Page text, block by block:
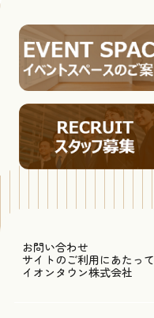
お問い合わせ
サイトのご利用にあたって
イオンタウン株式会社